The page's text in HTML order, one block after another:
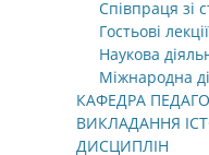
Співпраця зі
Гостьові лекції
Наукова
Міжнародна
КАФЕДРА
ВИКЛАДАННЯ
ДИСЦИПЛІН